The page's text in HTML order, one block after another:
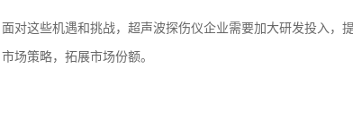
面对这些机遇和挑战，超声波探伤仪企业需要加大研发投入，
市场策略，拓展市场份额。